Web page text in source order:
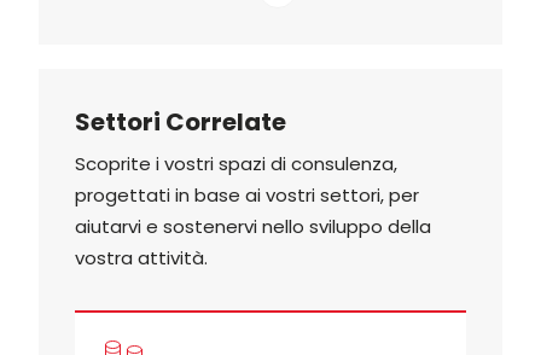
Settori Correlate
Scoprite i vostri spazi di consulenza,
progettati in base ai vostri settori, per
aiutarvi e sostenervi nello sviluppo della
vostra attività.